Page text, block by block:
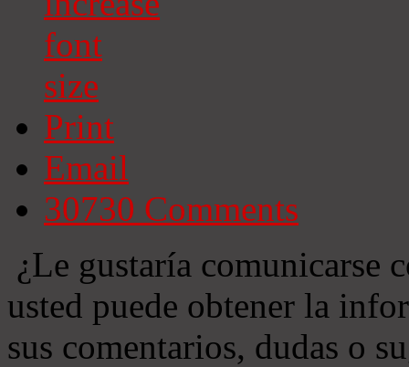
Print
Email
30730 Comments
¿Le gustaría comunicarse
usted puede obtener la
sus comentarios, dudas o